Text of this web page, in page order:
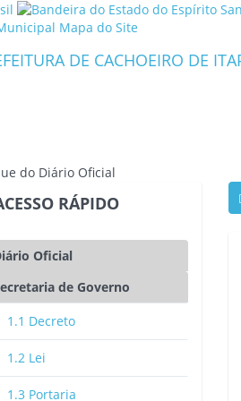
Link
externo
Portal
Mapa do Site
RÁPIDO
Oficial
de Governo
1.1 Decreto
1.2 Lei
1.3 Portaria